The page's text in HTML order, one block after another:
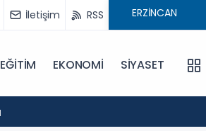
İletişim RSS
EĞİTİM EKONOMİ SİYASET